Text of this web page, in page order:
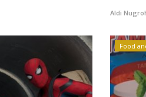
Aldi
Food